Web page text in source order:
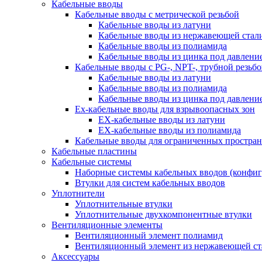
Кабельные вводы
Кабельные вводы c метрической резьбой
Кабельные вводы из латуни
Кабельные вводы из нержавеющей
Кабельные вводы из полиамида
Кабельные вводы из цинка под
Кабельные вводы c PG-, NPT-, трубной
Кабельные вводы из латуни
Кабельные вводы из полиамида
Кабельные вводы из цинка под
Ex-кабельные вводы для взрывоопасных зон
EX-кабельные вводы из латуни
EX-кабельные вводы из полиамида
Кабельные вводы для ограниченных
Кабельные пластины
Кабельные системы
Наборные системы кабельных вводов
Втулки для систем кабельных вводов
Уплотнители
Уплотнительные втулки
Уплотнительные двухкомпонентные втулки
Вентиляционные элементы
Вентиляционный элемент полиамид
Вентиляционный элемент из нержавеющей
Аксессуары